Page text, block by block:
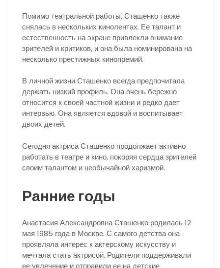
Помимо театральной работы, Сташенко также
снялась в нескольких кинолентах. Ее талант и
естественность на экране привлекли внимание
зрителей и критиков, и она была номинирована на
несколько престижных кинопремий.
В личной жизни Сташенко всегда предпочитала
держать низкий профиль. Она очень бережно
относится к своей частной жизни и редко дает
интервью. Она является вдовой и воспитывает
двоих детей.
Сегодня актриса Сташенко продолжает активно
работать в театре и кино, покоряя сердца зрителей
своим талантом и необычайной харизмой.
Ранние годы
Анастасия Александровна Сташенко родилась 12
мая 1985 года в Москве. С самого детства она
проявляла интерес к актерскому искусству и
мечтала стать актрисой. Родители поддерживали
ее увлечение и отправили ее на детские